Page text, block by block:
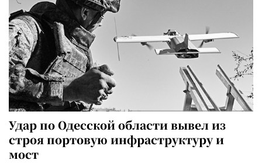
Удар по Одесской области вывел из
строя портовую инфраструктуру и
мост